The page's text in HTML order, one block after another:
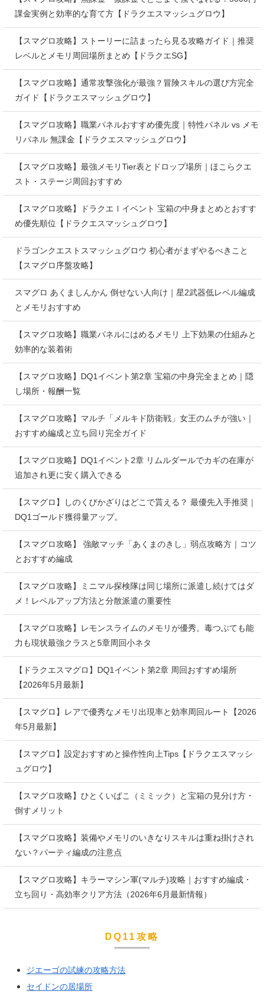
課金実例と効率的な育て方【ドラクエスマッシュグロウ】
【スマグロ攻略】ストーリーに詰まったら見る攻略ガイド｜推奨
レベルとメモリ周回場所まとめ【ドラクエSG】
【スマグロ攻略】通常攻撃強化が最強？冒険スキルの選び方完全
ガイド【ドラクエスマッシュグロウ】
【スマグロ攻略】職業パネルおすすめ優先度｜特性パネル vs メモ
リパネル 無課金【ドラクエスマッシュグロウ】
【スマグロ攻略】最強メモリTier表とドロップ場所｜ほこらクエ
スト・ステージ周回おすすめ
【スマグロ攻略】ドラクエⅠイベント 宝箱の中身まとめとおすす
め優先順位【ドラクエスマッシュグロウ】
ドラゴンクエストスマッシュグロウ 初心者がまずやるべきこと
【スマグロ序盤攻略】
スマグロ あくましんかん 倒せない人向け｜星2武器低レベル編成
とメモリおすすめ
【スマグロ攻略】職業パネルにはめるメモリ 上下効果の仕組みと
効率的な装着術
【スマグロ攻略】DQ1イベント第2章 宝箱の中身完全まとめ｜隠
し場所・報酬一覧
【スマグロ攻略】マルチ「メルキド防衛戦」女王のムチが強い｜
おすすめ編成と立ち回り完全ガイド
【スマグロ攻略】DQ1イベント2章 リムルダールでカギの在庫が
追加され更に安く購入できる
【スマグロ】しのくびかざりはどこで貰える？ 最優先入手推奨｜
DQ1ゴールド獲得量アップ。
【スマグロ攻略】 強敵マッチ「あくまのきし」弱点攻略方｜コツ
とおすすめ編成
【スマグロ攻略】ミニマル探検隊は同じ場所に派遣し続けてはダ
メ！レベルアップ方法と分散派遣の重要性
【スマグロ攻略】レモンスライムのメモリが優秀。毒つぶても能
力も現状最強クラスと5章周回小ネタ
【ドラクエスマグロ】DQ1イベント第2章 周回おすすめ場所
【2026年5月最新】
【スマグロ】レアで優秀なメモリ出現率と効率周回ルート【2026
年5月最新】
【スマグロ】設定おすすめと操作性向上Tips【ドラクエスマッシ
ュグロウ】
【スマグロ攻略】ひとくいばこ（ミミック）と宝箱の見分け方・
倒すメリット
【スマグロ攻略】装備やメモリのいきなりスキルは重ね掛けされ
ない？パーティ編成の注意点
【スマグロ攻略】キラーマシン軍(マルチ)攻略｜おすすめ編成・
立ち回り・高効率クリア方法（2026年6月最新情報）
DQ11攻略
ジエーゴの試練の攻略方法
セイドンの居場所